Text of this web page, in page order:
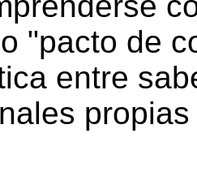
"pacto de
entre